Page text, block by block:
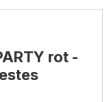
rot -